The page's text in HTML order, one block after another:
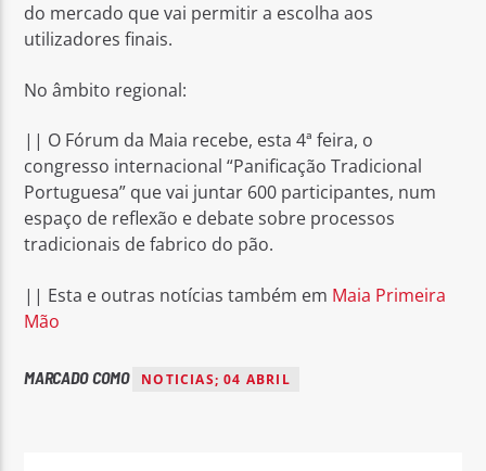
do mercado que vai permitir a escolha aos
utilizadores finais.
No âmbito regional:
|| O Fórum da Maia recebe, esta 4ª feira, o
congresso internacional “Panificação Tradicional
Portuguesa” que vai juntar 600 participantes, num
espaço de reflexão e debate sobre processos
tradicionais de fabrico do pão.
|| Esta e outras notícias também em Maia Primeira
Mão
MARCADO COMO NOTICIAS; 04 ABRIL